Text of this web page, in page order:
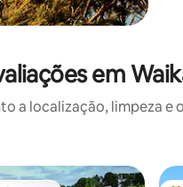
em
a localização, limpeza e